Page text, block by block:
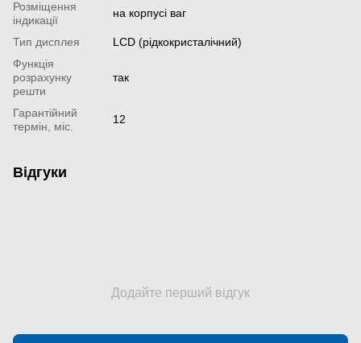
Розміщення
індикації
на корпусі ваг
Тип дисплея
LCD (рідкокристалічний)
Функція
розрахунку
решти
так
Гарантійний
термін, міс.
12
Відгуки
Додайте перший відгук